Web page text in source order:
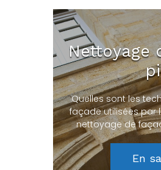
Nettoyage
Quelles sont les
façade utilisées par
nettoyage de
En